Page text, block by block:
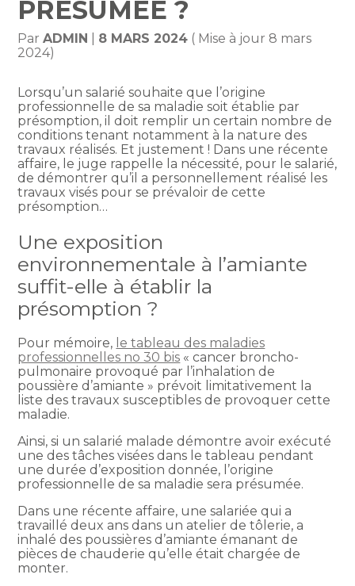
PRÉSUMÉE ?
ParADMIN 8 MARS 2024 ( Mise à jour 8 mars
2024)
Lorsqu’un salarié souhaite que l’origine
professionnelle de sa maladie soit établie par
présomption, il doit remplir un certain nombre de
conditions tenant notamment à la nature des
travaux réalisés. Et justement ! Dans une récente
affaire, le juge rappelle la nécessité, pour le salarié,
de démontrer qu’il a personnellement réalisé les
travaux visés pour se prévaloir de cette
présomption…
Une exposition
environnementale à l’amiante
suffit-elle à établir la
présomption ?
Pour mémoire, le tableau des maladies
professionnelles no 30 bis « cancer broncho-
pulmonaire provoqué par l’inhalation de
poussière d’amiante » prévoit limitativement la
liste des travaux susceptibles de provoquer cette
maladie.
Ainsi, si un salarié malade démontre avoir exécuté
une des tâches visées dans le tableau pendant
une durée d’exposition donnée, l’origine
professionnelle de sa maladie sera présumée.
Dans une récente affaire, une salariée qui a
travaillé deux ans dans un atelier de tôlerie, a
inhalé des poussières d’amiante émanant de
pièces de chauderie qu’elle était chargée de
monter.